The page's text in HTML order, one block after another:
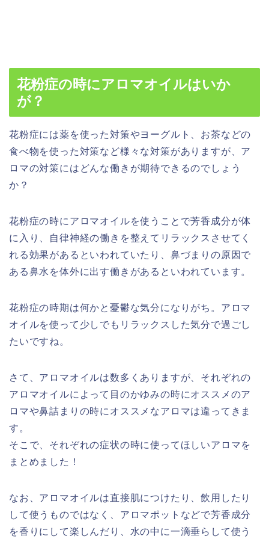
花粉症の時にアロマオイルはいか
が？
花粉症には薬を使った対策やヨーグルト、お茶などの
食べ物を使った対策など様々な対策がありますが、ア
ロマの対策にはどんな働きが期待できるのでしょう
か？
花粉症の時にアロマオイルを使うことで芳香成分が体
に入り、
自律神経の働きを整えてリラックス させてく
れる効果があるといわれていたり、鼻づまりの原因で
ある鼻水を体外に出す働き があるといわれています。
花粉症の時期は何かと憂鬱な気分になりがち。アロマ
オイルを使って少しでもリラックスした気分で過ごし
たいですね。
さて、アロマオイルは数多くありますが、それぞれの
アロマオイルによって目のかゆみの時にオススメのア
ロマや鼻詰まりの時にオススメなアロマは違ってきま
す。
そこで、それぞれの症状の時に使ってほしいアロマを
まとめました！
なお、アロマオイルは直接肌につけたり、飲用したり
して使うものではなく、アロマポットなどで芳香成分
を香りにして楽しんだり、水の中に一滴垂らして使う